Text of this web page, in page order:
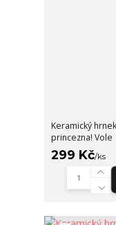
Keramický
princezna! Vole
299 Kč/ks